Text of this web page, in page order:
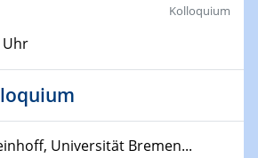
H2
Meeting
Uhr
Kolloquium
Universität Bremen...